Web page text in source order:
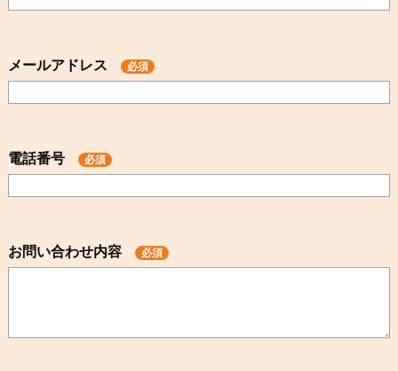
メールアドレス 必須
電話番号 必須
お問い合わせ内容 必須